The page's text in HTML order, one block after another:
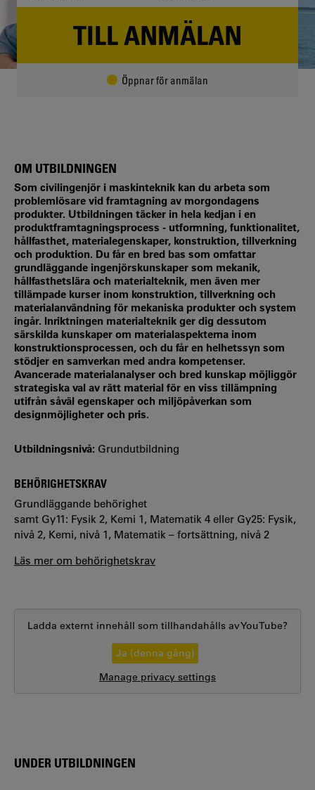
TILL ANMÄLAN
Öppnar för anmälan
OM UTBILDNINGEN
Som civilingenjör i maskinteknik kan du arbeta som
problemlösare vid framtagning av morgondagens
produkter. Utbildningen täcker in hela kedjan i en
produktframtagningsprocess - utformning, funktionalitet,
hållfasthet, materialegenskaper, konstruktion, tillverkning
och produktion. Du får en bred bas som omfattar
grundläggande ingenjörskunskaper som mekanik,
hållfasthetslära och materialteknik, men även mer
tillämpade kurser inom konstruktion, tillverkning och
materialanvändning för mekaniska produkter och system
ingår. Inriktningen materialteknik ger dig dessutom
särskilda kunskaper om materialaspekterna inom
konstruktionsprocessen, och du får en helhetssyn som
stödjer en samverkan med andra kompetenser.
Avancerade materialanalyser och bred kunskap möjliggör
strategiska val av rätt material för en viss tillämpning
utifrån såväl egenskaper och miljöpåverkan som
designmöjligheter och pris.
Utbildningsnivå: Grundutbildning
BEHÖRIGHETSKRAV
Grundläggande behörighet
samt Gy11: Fysik 2, Kemi 1, Matematik 4 eller Gy25: Fysik,
nivå 2, Kemi, nivå 1, Matematik – fortsättning, nivå 2
Läs mer om behörighetskrav
Ladda externt innehåll som tillhandahålls avYouTube?
Ja (denna gång)
Manage privacy settings
UNDER UTBILDNINGEN